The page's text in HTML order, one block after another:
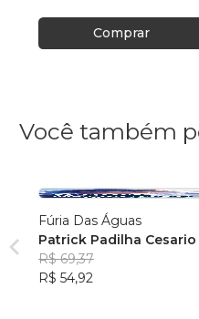
Comprar
Você também
Fúria Das Águas
Patrick Padilha Cesario
R$ 69,37
R$ 54,92